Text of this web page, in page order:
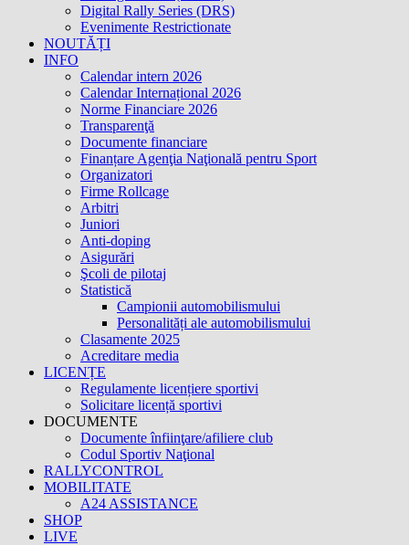
Digital Rally Series (DRS)
Evenimente Restrictionate
NOUTĂȚI
INFO
Calendar intern 2026
Calendar Internațional 2026
Norme Financiare 2026
Transparenţă
Documente financiare
Finanțare Agenţia Naţională pentru Sport
Organizatori
Firme Rollcage
Arbitri
Juniori
Anti-doping
Asigurări
Şcoli de pilotaj
Statistică
Campionii automobilismului
Personalități ale automobilismului
Clasamente 2025
Acreditare media
LICENȚE
Regulamente licențiere sportivi
Solicitare licență sportivi
DOCUMENTE
Documente înfiinţare/afiliere club
Codul Sportiv Naţional
RALLYCONTROL
MOBILITATE
A24 ASSISTANCE
SHOP
LIVE